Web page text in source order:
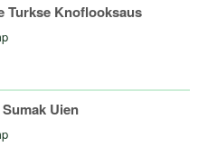
Turkse Knoflooksaus
Uien